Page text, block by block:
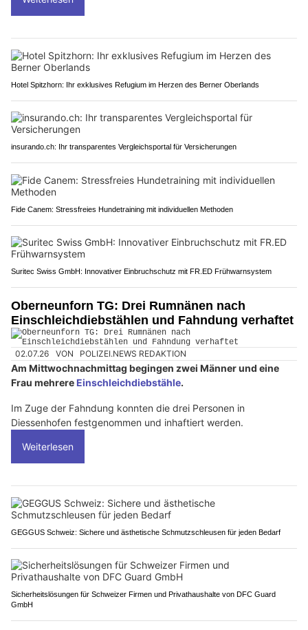
Hotel Spitzhorn: Ihr exklusives Refugium im Herzen des Berner Oberlands
insurando.ch: Ihr transparentes Vergleichsportal für Versicherungen
Fide Canem: Stressfreies Hundetraining mit individuellen Methoden
Suritec Swiss GmbH: Innovativer Einbruchschutz mit FR.ED Frühwarnsystem
Oberneunforn TG: Drei Rumnänen nach
Einschleichdiebstählen und Fahndung verhaftet
02.07.26 VON POLIZEI.NEWS REDAKTION
Am Mittwochnachmittag begingen zwei Männer und eine
Frau mehrere Einschleichdiebstähle.
Im Zuge der Fahndung konnten die drei Personen in
Diessenhofen festgenommen und inhaftiert werden.
Weiterlesen
GEGGUS Schweiz: Sichere und ästhetische Schmutzschleusen für jeden Bedarf
Sicherheitslösungen für Schweizer Firmen und Privathaushalte von DFC Guard
GmbH